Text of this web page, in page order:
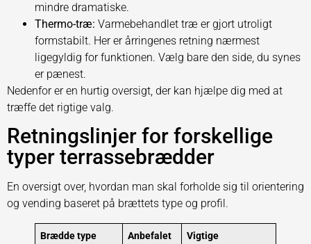
mindre dramatiske.
Thermo-træ: Varmebehandlet træ er gjort utroligt
formstabilt. Her er årringenes retning nærmest
ligegyldig for funktionen. Vælg bare den side, du synes
er pænest.
Nedenfor er en hurtig oversigt, der kan hjælpe dig med at
træffe det rigtige valg.
Retningslinjer for forskellige
typer terrassebrædder
En oversigt over, hvordan man skal forholde sig til orientering
og vending baseret på brættets type og profil.
Brædde type
Anbefalet
Vigtige